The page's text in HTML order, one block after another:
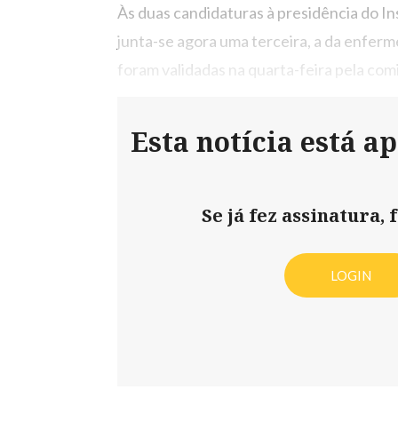
Às duas candidaturas à presidência do
junta-se agora uma terceira, a da
foram validadas na quarta-feira pela
Esta notícia está
Se já fez assinatura,
LOGIN